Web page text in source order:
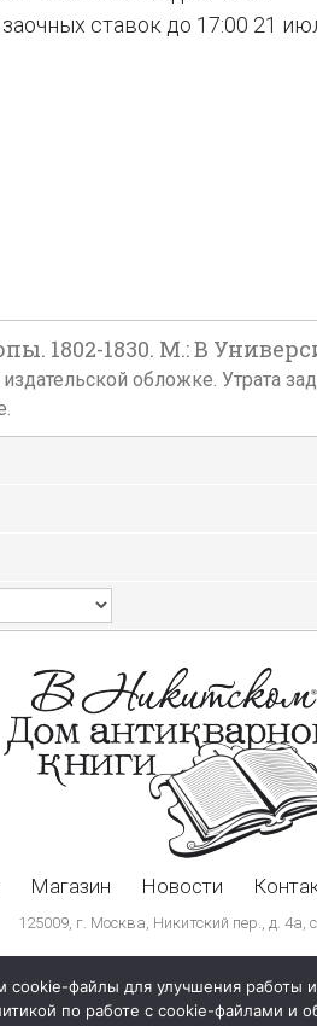
ставок до 17:00 21
1802-1830. М.: В
обложке. Утрата
Магазин Новости
125009, г. Москва, Никитский пер., д. 4а,
cookie-файлы для улучшения работы и
по работе с cookie-файлами